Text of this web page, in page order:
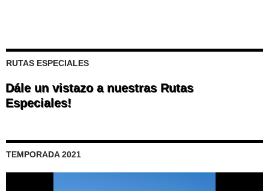
RUTAS ESPECIALES
Dále un vistazo a nuestras Rutas
Especiales!
TEMPORADA 2021